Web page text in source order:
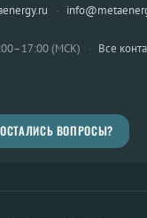
·
(МСК) · Все
ОСТАЛИСЬ ВОПРОСЫ?